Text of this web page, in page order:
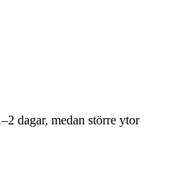
dagar, medan större ytor